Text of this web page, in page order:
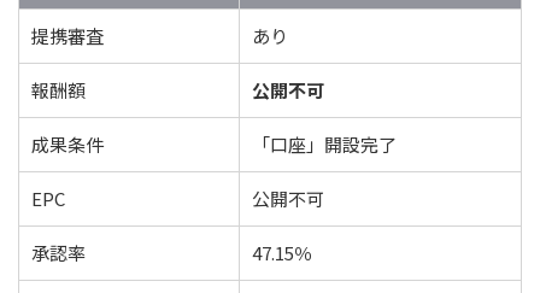
提携審査
あり
報酬額 公開不可
成果条件 「口座」開設完了
EPC 公開不可
承認率 47.15％